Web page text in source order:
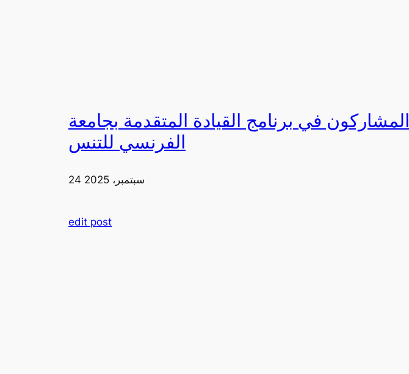
المشاركون في برنامج القيادة المتقدمة بجامعة FIA يزورون ملعب رولان غاروس مع الاتحاد
الفرنسي للتنس
24 سبتمبر، 2025
edit post